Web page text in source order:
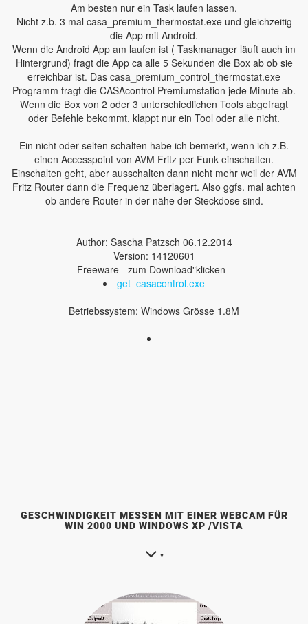
Am besten nur ein Task laufen lassen.
Nicht z.b. 3 mal casa_premium_thermostat.exe und gleichzeitig
die App mit Android.
Wenn die Android App am laufen ist ( Taskmanager läuft auch im
Hintergrund) fragt die App ca alle 5 Sekunden die Box ab ob sie
erreichbar ist. Das casa_premium_control_thermostat.exe
Programm fragt die CASAcontrol Premiumstation jede Minute ab.
Wenn die Box von 2 oder 3 unterschiedlichen Tools abgefragt
oder Befehle bekommt, klappt nur ein Tool oder alle nicht.
Ein nicht oder selten schalten habe ich bemerkt, wenn ich z.B.
einen Accesspoint von AVM Fritz per Funk einschalten.
Einschalten geht, aber ausschalten dann nicht mehr weil der AVM
Fritz Router dann die Frequenz überlagert. Also ggfs. mal achten
ob andere Router in der nähe der Steckdose sind.
Author: Sascha Patzsch 06.12.2014
Version: 14120601
Freeware - zum Download"klicken -
get_casacontrol.exe
Betriebssystem: Windows Grösse 1.8M
GESCHWINDIGKEIT MESSEN MIT EINER WEBCAM FÜR
WIN 2000 UND WINDOWS XP /VISTA
"